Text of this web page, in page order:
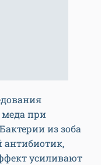
при
из зоба
антибиотик,
усиливают